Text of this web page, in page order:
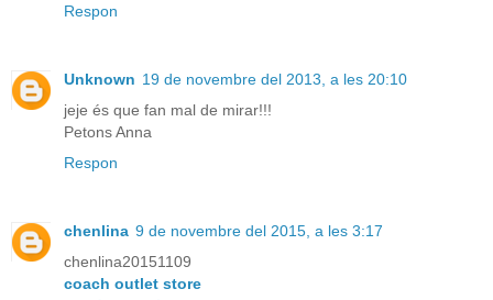
Respon
Unknown 19 de novembre del 2013, a les 20:10
jeje és que fan mal de mirar!!!
Petons Anna
Respon
chenlina 9 de novembre del 2015, a les 3:17
chenlina20151109
coach outlet store